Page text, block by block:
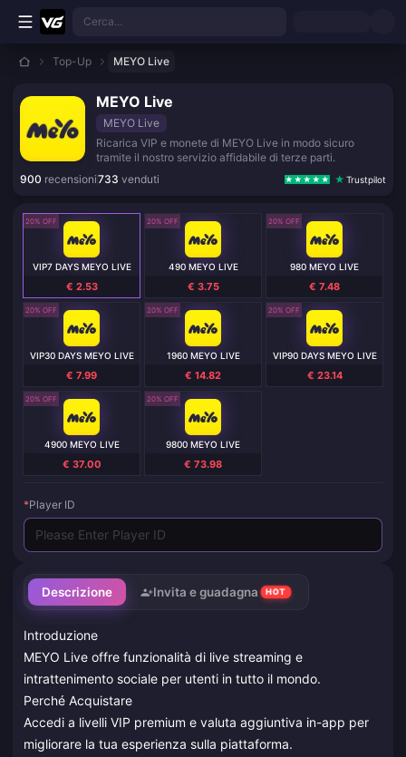
Vai al contenuto principale
Cerca...
Top-Up MEYO Live
MEYO Live
MEYO Live
Ricarica VIP e monete di MEYO Live in modo sicuro
tramite il nostro servizio affidabile di terze parti.
900 recensioni733 venduti Trustpilot
Descrizione Invita e guadagna HOT
Introduzione
MEYO Live offre funzionalità di live streaming e
intrattenimento sociale per utenti in tutto il mondo.
Perché Acquistare
Accedi a livelli VIP premium e valuta aggiuntiva in-app per
migliorare la tua esperienza sulla piattaforma.
20% OFF
VIP7 DAYS MEYO LIVE
€ 2.53
20% OFF
490 MEYO LIVE
€ 3.75
20% OFF
980 MEYO LIVE
€ 7.48
20% OFF
VIP30 DAYS MEYO LIVE
€ 7.99
20% OFF
1960 MEYO LIVE
€ 14.82
20% OFF
VIP90 DAYS MEYO LIVE
€ 23.14
20% OFF
4900 MEYO LIVE
€ 37.00
20% OFF
9800 MEYO LIVE
€ 73.98
*Player ID